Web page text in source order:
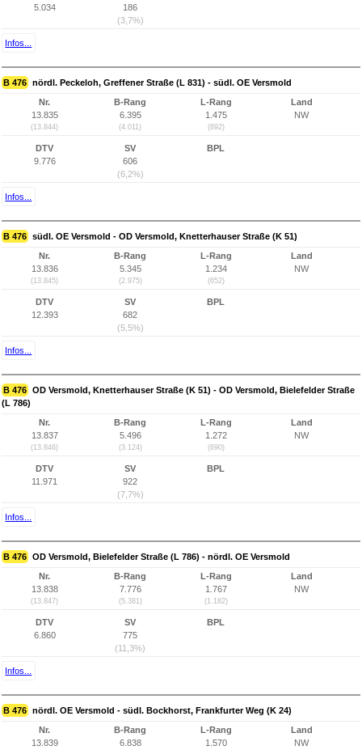
5.034
186
(3,7%)
Infos...
B 476 nördl. Peckeloh, Greffener Straße (L 831) - südl. OE Versmold
Nr.
13.835
(13.844)
B-Rang
6.395
(4.011)
L-Rang
1.475
(892)
Land
NW
DTV
9.776
SV
606
(6,2%)
BPL
Infos...
B 476 südl. OE Versmold - OD Versmold, Knetterhauser Straße (K 51)
Nr.
13.836
(13.845)
B-Rang
5.345
(2.975)
L-Rang
1.234
(652)
Land
NW
DTV
12.393
SV
682
(5,5%)
BPL
Infos...
B 476 OD Versmold, Knetterhauser Straße (K 51) - OD Versmold, Bielefelder Straße
(L 786)
Nr.
13.837
(13.846)
B-Rang
5.496
(3.124)
L-Rang
1.272
(690)
Land
NW
DTV
11.971
SV
922
(7,7%)
BPL
Infos...
B 476 OD Versmold, Bielefelder Straße (L 786) - nördl. OE Versmold
Nr.
13.838
(13.847)
B-Rang
7.776
(5.381)
L-Rang
1.767
(1.182)
Land
NW
DTV
6.860
SV
775
(11,3%)
BPL
Infos...
B 476 nördl. OE Versmold - südl. Bockhorst, Frankfurter Weg (K 24)
Nr.
13.839
B-Rang
6.838
L-Rang
1.570
Land
NW